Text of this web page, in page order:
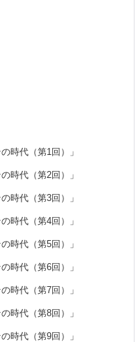
時代（第1回）」
時代（第2回）」
時代（第3回）」
時代（第4回）」
時代（第5回）」
時代（第6回）」
時代（第7回）」
時代（第8回）」
時代（第9回）」